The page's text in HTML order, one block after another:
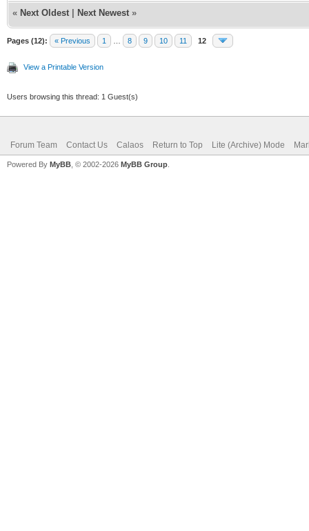
« Next Oldest Next Newest »
Pages (12): « Previous 1 8 9 10 11 12
View a Printable Version
Users browsing this thread: 1 Guest(s)
Forum Team Contact Us Calaos Return to Top Lite (Archive) Mode
Powered By MyBB , © 2002-2026 MyBB Group